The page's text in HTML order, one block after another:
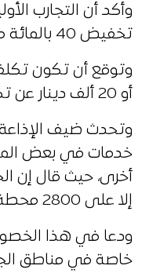
وأكد أن التجارب
تخفيض 40 بالمائة من تكلفة هذا الوقود.
أو 20 ألف دينار عن تكلفة الأجهزة الخاصة بالبنزين.
وتحدث ضيف
خدمات في بعض
أخرى، حيث قال إن
إلا على 2800 محطة خدمات وهو رقم قليل، حسبه.
ودعا في هذا
خاصة في مناطق